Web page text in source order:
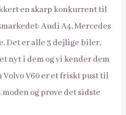
en skarp konkurrent til
Audi A4, Mercedes
Det er alle 3 dejlige biler,
nyt i dem og vi kender dem
Volvo V60 er et friskt pust til
og prøve det sidste